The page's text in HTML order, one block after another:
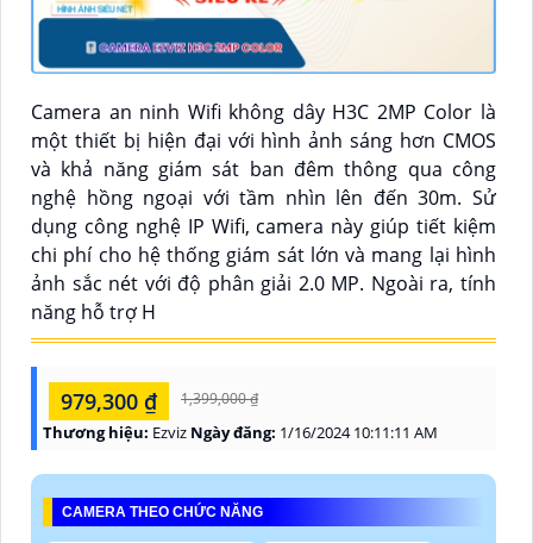
Camera an ninh Wifi không dây H3C 2MP Color là
một thiết bị hiện đại với hình ảnh sáng hơn CMOS
và khả năng giám sát ban đêm thông qua công
nghệ hồng ngoại với tầm nhìn lên đến 30m. Sử
dụng công nghệ IP Wifi, camera này giúp tiết kiệm
chi phí cho hệ thống giám sát lớn và mang lại hình
ảnh sắc nét với độ phân giải 2.0 MP. Ngoài ra, tính
năng hỗ trợ H
979,300 ₫ 1,399,000 ₫
Thương hiệu: Ezviz Ngày đăng: 1/16/2024 10:11:11 AM
CAMERA THEO CHỨC NĂNG